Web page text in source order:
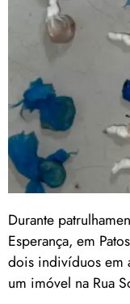
Durante
Esperança, em
dois indivíduos em
um imóvel na Rua